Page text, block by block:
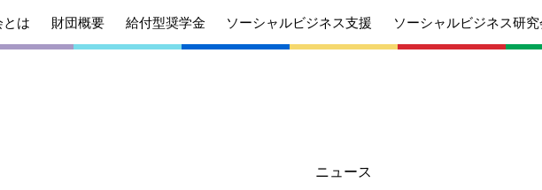
丸和育志会の目指す未来
は 財団概要 給付型奨学金 ソーシャルビジネス支援 ソーシャルビジネス研
ニュース